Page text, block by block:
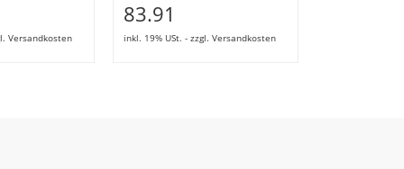
Versandkosten
83.91
inkl. 19% USt. - zzgl. Versandkosten